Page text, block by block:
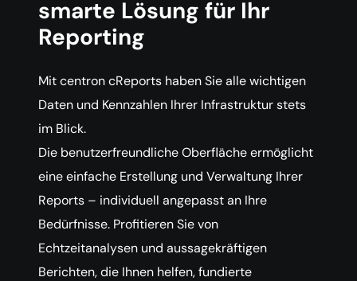
smarte Lösung für Ihr
Reporting
Mit centron cReports haben Sie alle wichtigen
Daten und Kennzahlen Ihrer Infrastruktur stets
im Blick.
Die benutzerfreundliche Oberfläche ermöglicht
eine einfache Erstellung und Verwaltung Ihrer
Reports – individuell angepasst an Ihre
Bedürfnisse. Profitieren Sie von
Echtzeitanalysen und aussagekräftigen
Berichten, die Ihnen helfen, fundierte